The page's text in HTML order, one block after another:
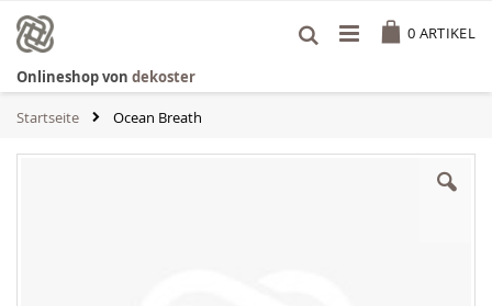
Inhalt
springen
0 ARTIKEL
Onlineshop von dekoster
Startseite Ocean Breath